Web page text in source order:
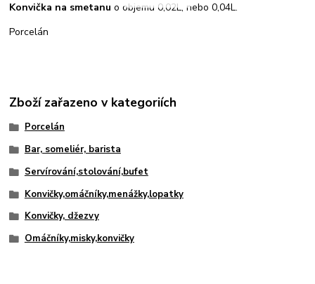
Konvička na smetanu o objemu 0,02L, nebo 0,04L.
Porcelán
Zboží zařazeno v kategoriích
Porcelán
Bar, someliér, barista
Servírování,stolování,bufet
Konvičky,omáčníky,menážky,lopatky
Konvičky, džezvy
Omáčníky,misky,konvičky